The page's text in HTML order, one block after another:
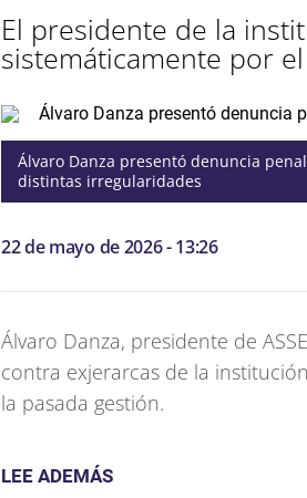
El presidente de la
sistemáticamente por
Álvaro Danza presentó denuncia
distintas irregularidades
22 de mayo de 2026 - 13:26
Álvaro Danza, presidente de
contra exjerarcas de la
la pasada gestión.
LEE ADEMÁS